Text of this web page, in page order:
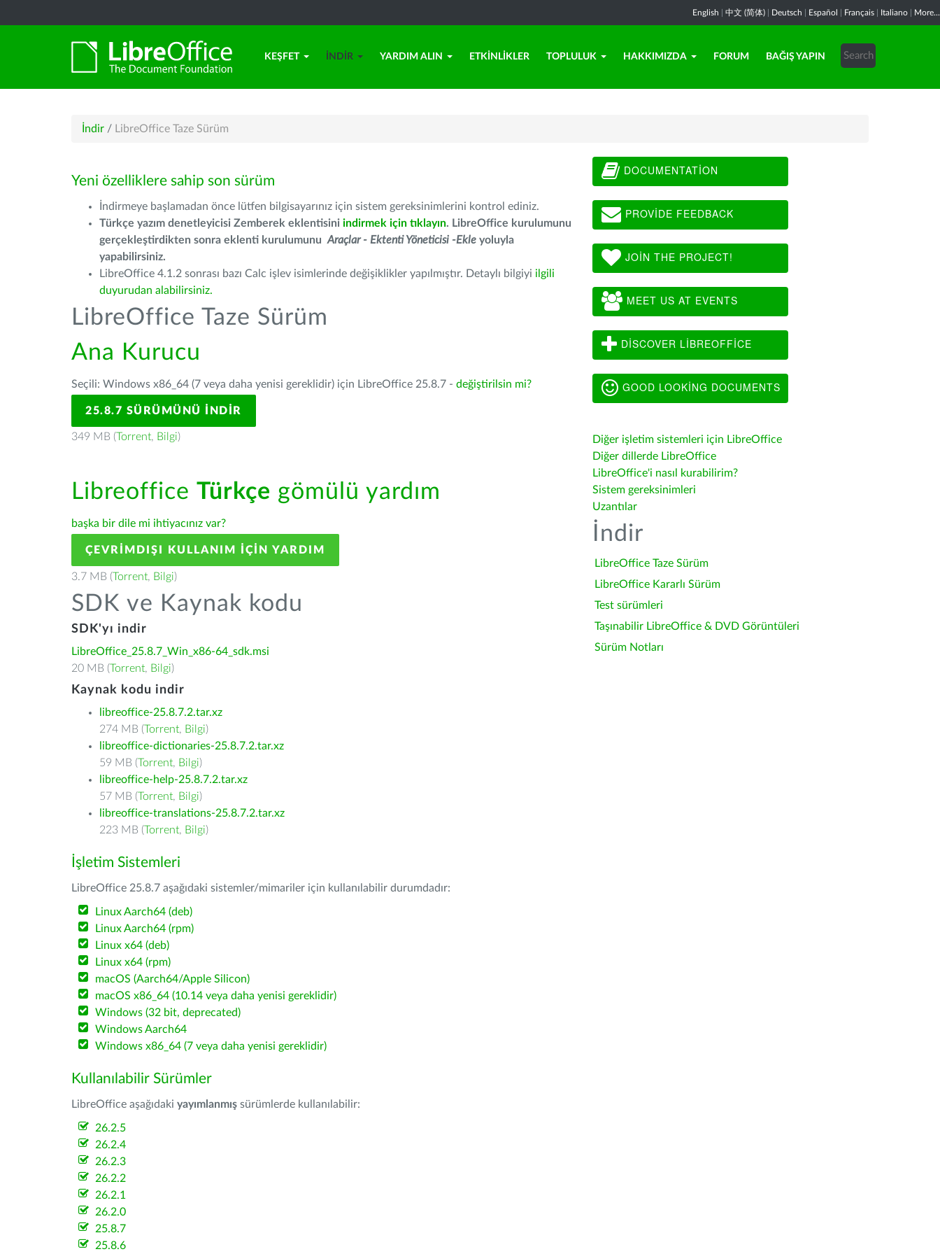
English 中文 (简体) Deutsch Español Français Italiano More...
KEŞFET İNDIR YARDIM ALIN ETKINLIKLER TOPLULUK HAKKIMIZDA FORUM BAĞIŞ YAPIN
İndir / LibreOffice Taze Sürüm
Yeni özelliklere sahip son sürüm
İndirmeye başlamadan önce lütfen bilgisayarınız için sistem gereksinimlerini kontrol ediniz.
Türkçe yazım denetleyicisi Zemberek eklentisini indirmek için tıklayın. LibreOffice kurulumunu
gerçekleştirdikten sonra eklenti kurulumunu Araçlar - Ektenti Yöneticisi -Ekle yoluyla
yapabilirsiniz.
LibreOffice 4.1.2 sonrası bazı Calc işlev isimlerinde değişiklikler yapılmıştır. Detaylı bilgiyi ilgili
duyurudan alabilirsiniz.
LibreOffice Taze Sürüm
Ana Kurucu
Seçili: Windows x86_64 (7 veya daha yenisi gereklidir) için LibreOffice 25.8.7 - değiştirilsin mi?
25.8.7 SÜRÜMÜNÜ İNDIR
349 MB (Torrent, Bilgi)
Libreoffice Türkçe gömülü yardım
başka bir dile mi ihtiyacınız var?
ÇEVRIMDIŞI KULLANIM IÇIN YARDIM
3.7 MB (Torrent, Bilgi)
SDK ve Kaynak kodu
SDK'yı indir
LibreOffice_25.8.7_Win_x86-64_sdk.msi
20 MB (Torrent, Bilgi)
Kaynak kodu indir
libreoffice-25.8.7.2.tar.xz
274 MB (Torrent, Bilgi)
libreoffice-dictionaries-25.8.7.2.tar.xz
59 MB (Torrent, Bilgi)
libreoffice-help-25.8.7.2.tar.xz
57 MB (Torrent, Bilgi)
libreoffice-translations-25.8.7.2.tar.xz
223 MB (Torrent, Bilgi)
İşletim Sistemleri
LibreOffice 25.8.7 aşağıdaki sistemler/mimariler için kullanılabilir durumdadır:
Linux Aarch64 (deb)
Linux Aarch64 (rpm)
Linux x64 (deb)
Linux x64 (rpm)
macOS (Aarch64/Apple Silicon)
macOS x86_64 (10.14 veya daha yenisi gereklidir)
Windows (32 bit, deprecated)
Windows Aarch64
Windows x86_64 (7 veya daha yenisi gereklidir)
Kullanılabilir Sürümler
LibreOffice aşağıdaki yayımlanmış sürümlerde kullanılabilir:
26.2.5
26.2.4
26.2.3
26.2.2
26.2.1
26.2.0
25.8.7
25.8.6
DOCUMENTATION
PROVIDE FEEDBACK
JOIN THE PROJECT!
MEET US AT EVENTS
DISCOVER LIBREOFFICE
GOOD LOOKING DOCUMENTS
Diğer işletim sistemleri için LibreOffice
Diğer dillerde LibreOffice
LibreOffice'i nasıl kurabilirim?
Sistem gereksinimleri
Uzantılar
İndir
LibreOffice Taze Sürüm
LibreOffice Kararlı Sürüm
Test sürümleri
Taşınabilir LibreOffice & DVD Görüntüleri
Sürüm Notları